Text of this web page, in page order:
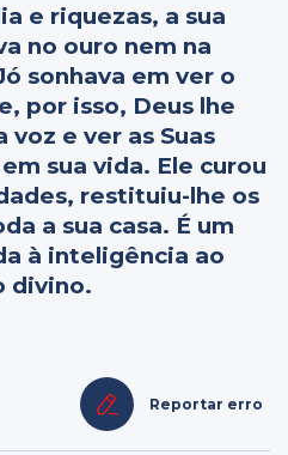
e riquezas, a sua
no ouro nem na
sonhava em ver o
por isso, Deus lhe
e ver as Suas
sua vida. Ele curou
restituiu-lhe os
a sua casa. É um
à inteligência ao
divino.
Reportar erro